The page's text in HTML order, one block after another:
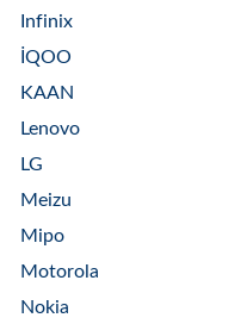
Infinix
İQOO
KAAN
Lenovo
LG
Meizu
Mipo
Motorola
Nokia